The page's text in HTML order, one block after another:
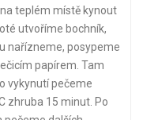
teplém místě kynout
utvoříme bochník,
nařízneme, posypeme
papírem. Tam
vykynutí pečeme
zhruba 15 minut. Po